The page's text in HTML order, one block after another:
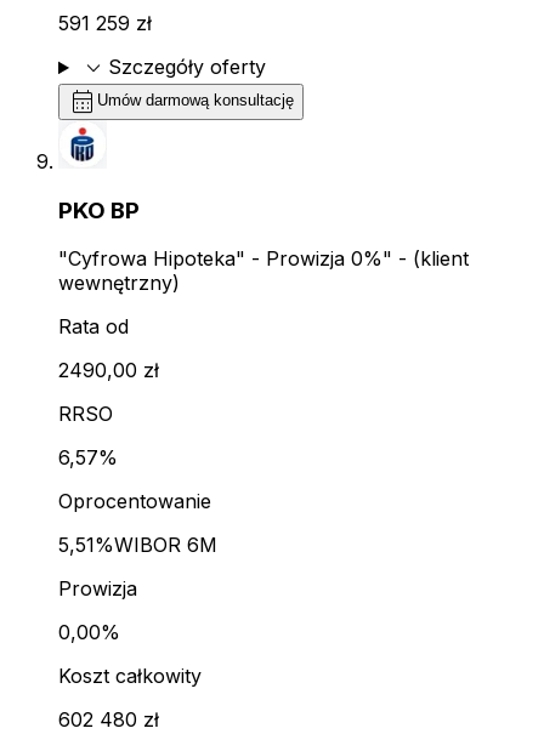
591 259 zł
expand_more Szczegóły oferty
calendar_month Umów darmową konsultację
PKO BP
"Cyfrowa Hipoteka" - Prowizja 0%" - (klient
wewnętrzny)
Rata od
2490,00 zł
RRSO
6,57%
Oprocentowanie
5,51%WIBOR 6M
Prowizja
0,00%
Koszt całkowity
602 480 zł